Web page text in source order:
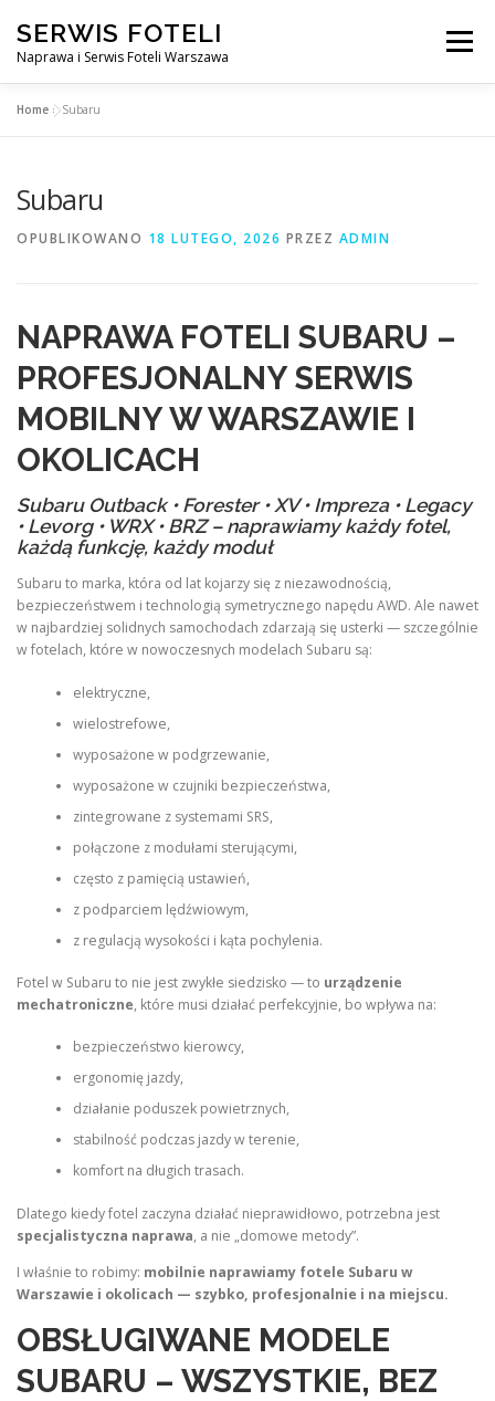
treści
SERWIS FOTELI
Naprawa i Serwis Foteli Warszawa
Menu
CENNIK USŁUG
Home »Subaru
Subaru
OPUBLIKOWANO 18 LUTEGO, 2026 PRZEZ ADMIN
NAPRAWA FOTELI SUBARU –
PROFESJONALNY SERWIS
MOBILNY W WARSZAWIE I
OKOLICACH
Subaru Outback • Forester • XV • Impreza • Legacy
• Levorg • WRX • BRZ – naprawiamy każdy fotel,
każdą funkcję, każdy moduł
Subaru to marka, która od lat kojarzy się z niezawodnością,
bezpieczeństwem i technologią symetrycznego napędu AWD. Ale nawet
w najbardziej solidnych samochodach zdarzają się usterki — szczególnie
w fotelach, które w nowoczesnych modelach Subaru są:
elektryczne,
wielostrefowe,
wyposażone w podgrzewanie,
wyposażone w czujniki bezpieczeństwa,
zintegrowane z systemami SRS,
połączone z modułami sterującymi,
często z pamięcią ustawień,
z podparciem lędźwiowym,
z regulacją wysokości i kąta pochylenia.
Fotel w Subaru to nie jest zwykłe siedzisko — to urządzenie
mechatroniczne, które musi działać perfekcyjnie, bo wpływa na:
bezpieczeństwo kierowcy,
ergonomię jazdy,
działanie poduszek powietrznych,
stabilność podczas jazdy w terenie,
komfort na długich trasach.
Dlatego kiedy fotel zaczyna działać nieprawidłowo, potrzebna jest
specjalistyczna naprawa, a nie „domowe metody”.
I właśnie to robimy: mobilnie naprawiamy fotele Subaru w
Warszawie i okolicach — szybko, profesjonalnie i na miejscu.
OBSŁUGIWANE MODELE
SUBARU – WSZYSTKIE, BEZ